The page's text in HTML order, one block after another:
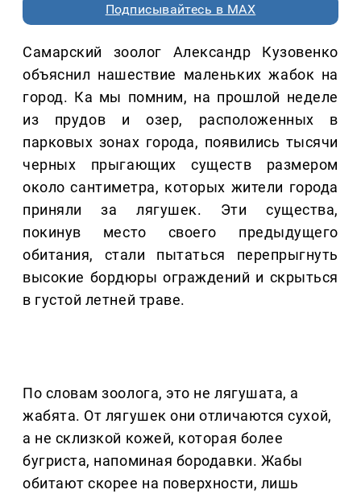
Подписывайтесь в MAX
Самарский зоолог Александр Кузовенко
объяснил нашествие маленьких жабок на
город. Ка мы помним, на прошлой неделе
из прудов и озер, расположенных в
парковых зонах города, появились тысячи
черных прыгающих существ размером
около сантиметра, которых жители города
приняли за лягушек. Эти существа,
покинув место своего предыдущего
обитания, стали пытаться перепрыгнуть
высокие бордюры ограждений и скрыться
в густой летней траве.
По словам зоолога, это не лягушата, а
жабята. От лягушек они отличаются сухой,
а не склизкой кожей, которая более
бугриста, напоминая бородавки. Жабы
обитают скорее на поверхности, лишь